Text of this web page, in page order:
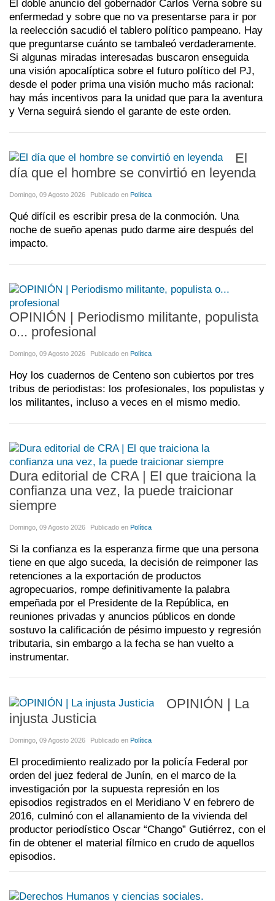
El doble anuncio del gobernador Carlos Verna sobre su
enfermedad y sobre que no va presentarse para ir por
la reelección sacudió el tablero político pampeano. Hay
que preguntarse cuánto se tambaleó verdaderamente.
Si algunas miradas interesadas buscaron enseguida
una visión apocalíptica sobre el futuro político del PJ,
desde el poder prima una visión mucho más racional:
hay más incentivos para la unidad que para la aventura
y Verna seguirá siendo el garante de este orden.
El
día que el hombre se convirtió en leyenda
Domingo, 09 Agosto 2026 Publicado en Política
Qué difícil es escribir presa de la conmoción. Una
noche de sueño apenas pudo darme aire después del
impacto.
OPINIÓN | Periodismo militante, populista
o... profesional
Domingo, 09 Agosto 2026 Publicado en Política
Hoy los cuadernos de Centeno son cubiertos por tres
tribus de periodistas: los profesionales, los populistas y
los militantes, incluso a veces en el mismo medio.
Dura editorial de CRA | El que traiciona la
confianza una vez, la puede traicionar
siempre
Domingo, 09 Agosto 2026 Publicado en Política
Si la confianza es la esperanza firme que una persona
tiene en que algo suceda, la decisión de reimponer las
retenciones a la exportación de productos
agropecuarios, rompe definitivamente la palabra
empeñada por el Presidente de la República, en
reuniones privadas y anuncios públicos en donde
sostuvo la calificación de pésimo impuesto y regresión
tributaria, sin embargo a la fecha se han vuelto a
instrumentar.
OPINIÓN | La
injusta Justicia
Domingo, 09 Agosto 2026 Publicado en Política
El procedimiento realizado por la policía Federal por
orden del juez federal de Junín, en el marco de la
investigación por la supuesta represión en los
episodios registrados en el Meridiano V en febrero de
2016, culminó con el allanamiento de la vivienda del
productor periodístico Oscar “Chango” Gutiérrez, con el
fin de obtener el material fílmico en crudo de aquellos
episodios.